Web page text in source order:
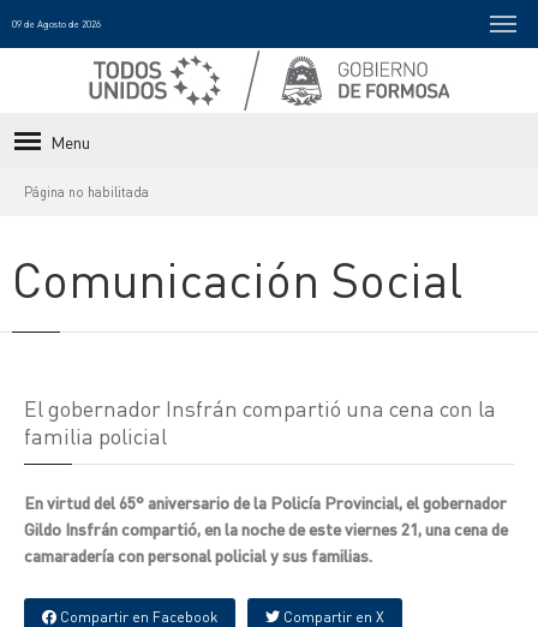
09 de Agosto de 2026
Menu
Página no habilitada
Comunicación Social
El gobernador Insfrán compartió una cena con la
familia policial
En virtud del 65° aniversario de la Policía Provincial, el gobernador
Gildo Insfrán compartió, en la noche de este viernes 21, una cena de
camaradería con personal policial y sus familias.
Compartir en Facebook Compartir en X